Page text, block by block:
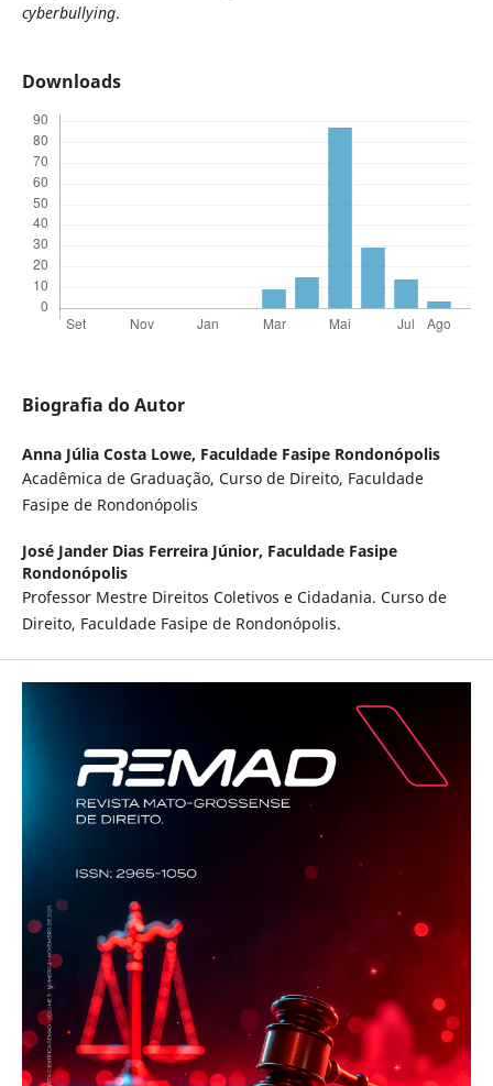
cyberbullying.
Downloads
Biografia do Autor
Anna Júlia Costa Lowe, Faculdade Fasipe Rondonópolis
Acadêmica de Graduação, Curso de Direito, Faculdade
Fasipe de Rondonópolis
José Jander Dias Ferreira Júnior, Faculdade Fasipe
Rondonópolis
Professor Mestre Direitos Coletivos e Cidadania. Curso de
Direito, Faculdade Fasipe de Rondonópolis.